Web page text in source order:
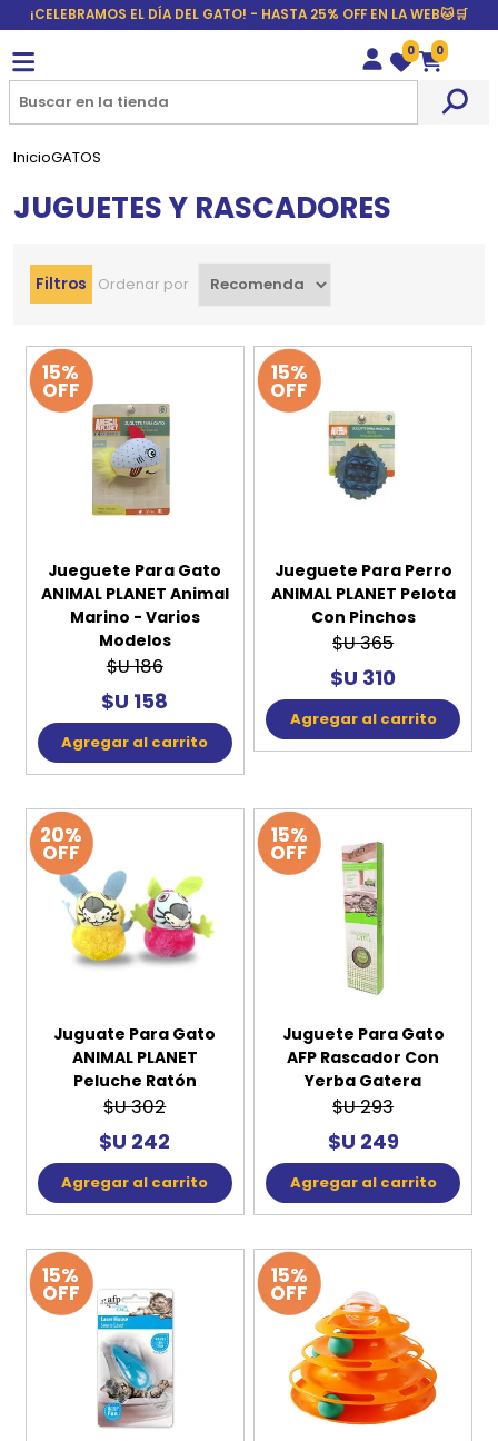
¡CELEBRAMOS EL DÍA DEL GATO! - HASTA 25% OFF EN LA WEB🐱🛒
Wishlist
0
Carrito
0
InicioGATOS
JUGUETES Y RASCADORES
Filtros Ordenar por
15%
OFF
Jueguete Para Gato
ANIMAL PLANET Animal
Marino - Varios
Modelos
$U 186
$U 158
Agregar al carrito
15%
OFF
Jueguete Para Perro
ANIMAL PLANET Pelota
Con Pinchos
$U 365
$U 310
Agregar al carrito
20%
OFF
Juguate Para Gato
ANIMAL PLANET
Peluche Ratón
$U 302
$U 242
Agregar al carrito
15%
OFF
Juguete Para Gato
AFP Rascador Con
Yerba Gatera
$U 293
$U 249
Agregar al carrito
15%
OFF
15%
OFF